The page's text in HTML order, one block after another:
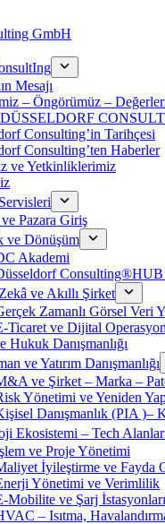
Mesajı
– Öngörümüz –
Consulting’in Tarihçesi
Consulting’ten Haberler
ve Yetkinliklerimiz
Pazara Giriş
ve Dönüşüm
Akademi
ve Akıllı Şirket
Zamanlı Görsel Veri
Ticaret ve Dijital
Hukuk Danışmanlığı
ve Yatırım Danışmanlığı
ve Şirket – Marka –
Yönetimi ve Yeniden
Danışmanlık (PIA )–
Ekosistemi – Tech
ve Proje Yönetimi
İyileştirme ve Fayda
Yönetimi ve Verimlilik
Mobilite ve Şarj İstasyonları
– Isıtma,